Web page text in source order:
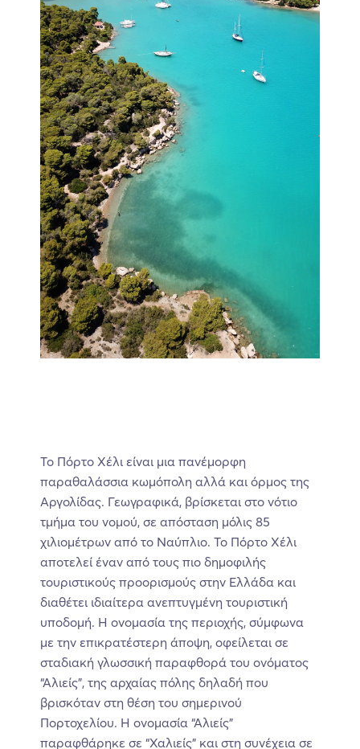
Το Πόρτο Χέλι είναι μια πανέμορφη
παραθαλάσσια κωμόπολη αλλά και όρμος της
Αργολίδας. Γεωγραφικά, βρίσκεται στο νότιο
τμήμα του νομού, σε απόσταση μόλις 85
χιλιομέτρων από το Ναύπλιο. Το Πόρτο Χέλι
αποτελεί έναν από τους πιο δημοφιλής
τουριστικούς προορισμούς στην Ελλάδα και
διαθέτει ιδιαίτερα ανεπτυγμένη τουριστική
υποδομή. Η ονομασία της περιοχής, σύμφωνα
με την επικρατέστερη άποψη, οφείλεται σε
σταδιακή γλωσσική παραφθορά του ονόματος
“Αλιείς”, της αρχαίας πόλης δηλαδή που
βρισκόταν στη θέση του σημερινού
Πορτοχελίου. Η ονομασία “Αλιείς”
παραφθάρηκε σε “Χαλιείς” και στη συνέχεια σε